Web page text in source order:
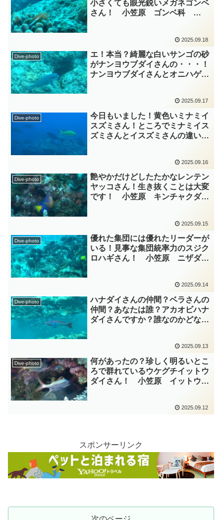
小さくても眼光鋭いメガネゴンベ
さん！ 小笠原 ゴンベ科
2025.09.18
Dive-photo
エ！本当？綺麗な白いサンゴの砂
がナンヨウブダイさんの・・・！
ナンヨウブダイさんとオニハゲブ
diving-photo‐tsubuankun2025.09.17
Dive-photo
今日もいました！黄色いミナミイ
スズミさん！ところでミナミイス
ズミさんとイスズミさんの違いは
2025.09.16
Dive-photo
艶やかだけどしたたかなレンテン
ヤッコさん！生き抜くことは大変
です！ 小笠原 キンチャクダイ
2025.09.15
Dive-photo
優れた集団には優れたリーダーが
いる！見事な集団統率力のスジク
ロハギさん！ 小笠原 ニザダイ
2025.09.14
Dive-photo
ハナダイさんの仲間？ベラさんの
仲間？あなたは誰？アカオビハナ
ダイさんですか？誰なのかどなた
2025.09.13
Dive-photo
何があったの？珍しく明るいとこ
ろで群れているウケグチイットウ
ダイさん！ 小笠原 イットウダ
2025.09.12
スポンサーリンク